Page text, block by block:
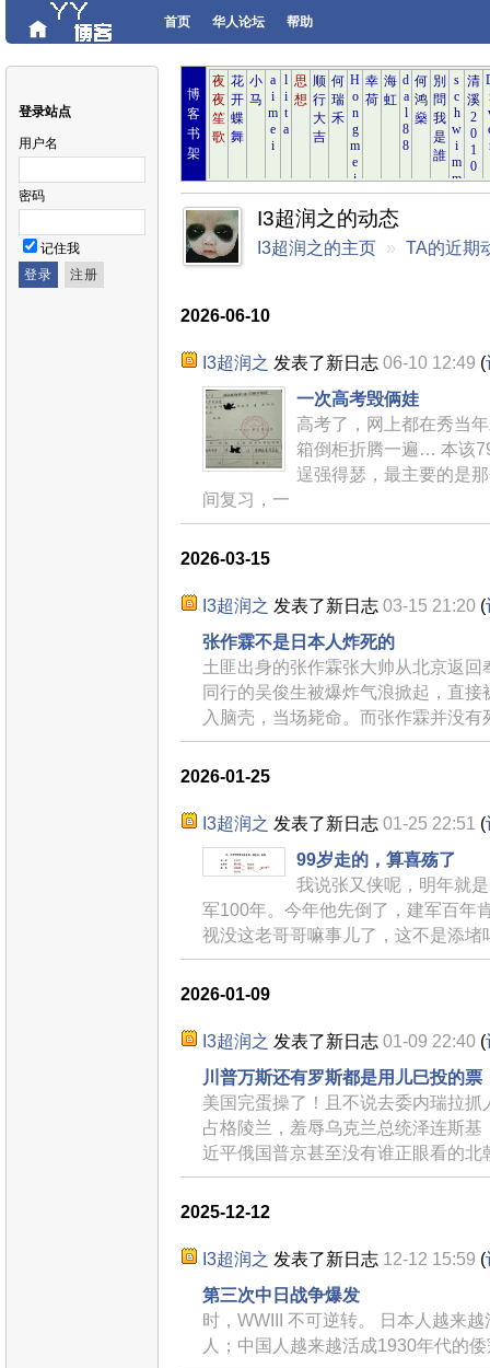
首页 华人论坛 帮助
登录站点
用户名
密码
记住我
博
客
书
架
I3超润之的动态
I3超润之的主页 » TA的近期
2026-06-10
I3超润之 发表了新日志 06-10 12:49 (
一次高考毁俩娃
高考了，网上都在秀当
箱倒柜折腾一遍… 本该
逞强得瑟，最主要的是
间复习，一
2026-03-15
I3超润之 发表了新日志 03-15 21:20 (
张作霖不是日本人炸死的
土匪出身的张作霖张大帅从北京返
同行的吴俊生被爆炸气浪掀起，直
入脑壳，当场毙命。而张作霖并没有
2026-01-25
I3超润之 发表了新日志 01-25 22:51 (
99岁走的，算喜殇了
我说张又侠呢，明年就
军100年。今年他先倒了，建军百年
视没这老哥哥嘛事儿了，这不是添堵
2026-01-09
I3超润之 发表了新日志 01-09 22:40 (
川普万斯还有罗斯都是用儿巳投的票
美国完蛋操了！且不说去委内瑞拉
占格陵兰，羞辱乌克兰总统泽连斯基
近平俄国普京甚至没有谁正眼看的北
2025-12-12
I3超润之 发表了新日志 12-12 15:59 (
第三次中日战争爆发
时，WWIII 不可逆转。 日本人越来
人；中国人越来越活成1930年代的